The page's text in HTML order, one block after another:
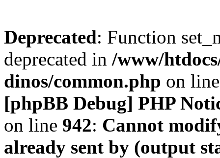
Deprecated: Function
deprecated in /www/
dinos/common.php on
[phpBB Debug] PHP
on line 942: Cannot
already sent by (output